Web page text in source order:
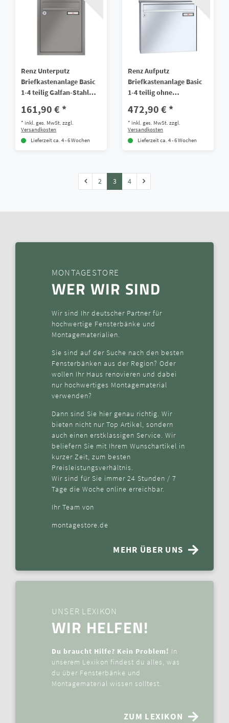
Renz Unterputz
Briefkastenanlage Basic
1-4 teilig Galfan-Stahl
161,90 € *
*inkl. ges. MwSt. zzgl.
Versandkosten
Lieferzeit ca. 4 - 6 Wochen
Renz Aufputz
Briefkastenanlage Basic
1-4 teilig ohne
Edelstahl V4A
472,90 € *
*inkl. ges. MwSt. zzgl.
Versandkosten
Lieferzeit ca. 4 - 6 Wochen
2 3 4
MONTAGESTORE
WER WIR SIND
Wir sind Ihr deutscher Partner für
hochwertige Fensterbänke und
Montagematerialien.
Sie sind auf der Suche nach den besten
Fensterbänken aus der Region? Oder
wollen Ihr Haus renovieren und dabei
nur hochwertiges Montagematerial
verwenden?
Dann sind Sie hier genau richtig. Wir
bieten nicht nur Top Artikel, sondern
auch einen erstklassigen Service. Wir
beliefern Sie mit Ihrem Wunschartikel in
kurzer Zeit, zum besten
Preisleistungsverhältnis.
Wir sind für Sie immer 24 Stunden / 7
Tage die Woche online erreichbar.
Ihr Team von
montagestore.de
MEHR ÜBER UNS
UNSER LEXIKON
WIR HELFEN!
Du braucht Hilfe? Kein Problem! In
unserem Lexikon findest du alles, was
du über Fensterbänke und
Montagematerial wissen solltest.
ZUM LEXIKON